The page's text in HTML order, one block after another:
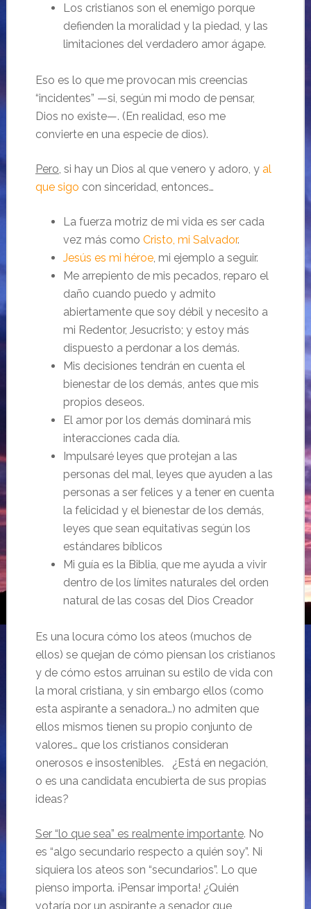
Los cristianos son el enemigo porque
defienden la moralidad y la piedad, y las
limitaciones del verdadero amor ágape.
Eso es lo que me provocan mis creencias
“incidentes” —si, según mi modo de pensar,
Dios no existe—. (En realidad, eso me
convierte en una especie de dios).
Pero , si hay un Dios al que venero y adoro, y al
que sigo con sinceridad, entonces…
La fuerza motriz de mi vida es ser cada
vez más como Cristo, mi Salvador.
Jesús es mi héroe, mi ejemplo a seguir.
Me arrepiento de mis pecados, reparo el
daño cuando puedo y admito
abiertamente que soy débil y necesito a
mi Redentor, Jesucristo; y estoy más
dispuesto a perdonar a los demás.
Mis decisiones tendrán en cuenta el
bienestar de los demás, antes que mis
propios deseos.
El amor por los demás dominará mis
interacciones cada día.
Impulsaré leyes que protejan a las
personas del mal, leyes que ayuden a las
personas a ser felices y a tener en cuenta
la felicidad y el bienestar de los demás,
leyes que sean equitativas según los
estándares bíblicos
Mi guía es la Biblia, que me ayuda a vivir
dentro de los límites naturales del orden
natural de las cosas del Dios Creador
Es una locura cómo los ateos (muchos de
ellos) se quejan de cómo piensan los cristianos
y de cómo estos arruinan su estilo de vida con
la moral cristiana, y sin embargo ellos (como
esta aspirante a senadora…) no admiten que
ellos mismos tienen su propio conjunto de
valores… que los cristianos consideran
onerosos e insostenibles. ¿Está en negación,
o es una candidata encubierta de sus propias
ideas?
Ser “lo que sea” es realmente importante. No
es “algo secundario respecto a quién soy”. Ni
siquiera los ateos son “secundarios”. Lo que
pienso importa. ¡Pensar importa! ¿Quién
votaría por un aspirante a senador que